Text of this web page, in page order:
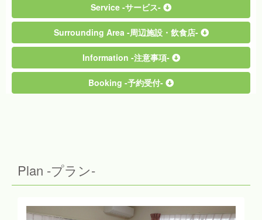
Service -サービス-
Surrounding Area -周辺施設・飲食店-
Information -注意事項-
Booking -予約受付-
Plan -プラン-